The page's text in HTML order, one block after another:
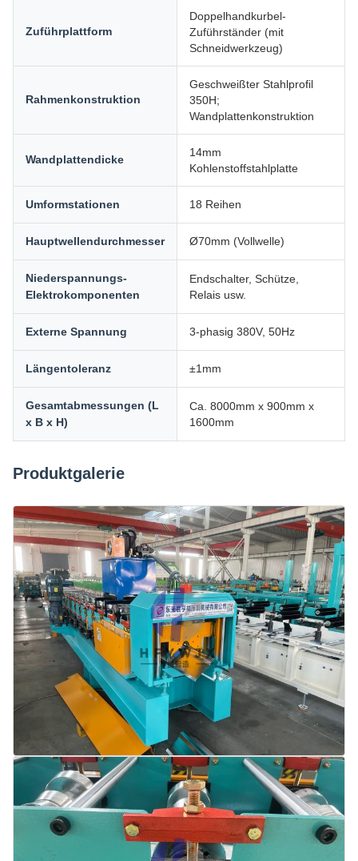
Zuführplattform
Doppelhandkurbel-
Zuführständer (mit
Schneidwerkzeug)
Rahmenkonstruktion
Geschweißter Stahlprofil
350H;
Wandplattenkonstruktion
Wandplattendicke
14mm
Kohlenstoffstahlplatte
Umformstationen 18 Reihen
Hauptwellendurchmesser Ø70mm (Vollwelle)
Niederspannungs-
Elektrokomponenten
Endschalter, Schütze,
Relais usw.
Externe Spannung 3-phasig 380V, 50Hz
Längentoleranz ±1mm
Gesamtabmessungen (L
x B x H)
Ca. 8000mm x 900mm x
1600mm
Produktgalerie